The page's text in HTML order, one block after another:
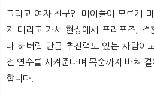
그리고 여자 친구인 메이플이 모르게
지 데리고 가서 현장에서 프러포즈, 결
다 해버릴 만큼 추진력도 있는 사람이
전 연수를 시켜준다며 목숨까지 바쳐
합니다.